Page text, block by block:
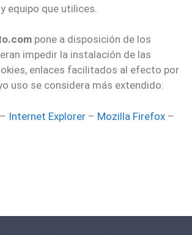
equipo que utilices.
pone a disposición de los
impedir la instalación de las
enlaces facilitados al efecto por
uso se considera más extendido:
– Internet Explorer – Mozilla Firefox –